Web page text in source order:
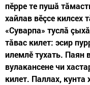
пӗрре те пушă
хайлав вӗçсе килсех
«Суварпа» туслă
тăвас килет: эсир
илемлӗ тухать. Паян
вулакансене чи
килет. Паллах,